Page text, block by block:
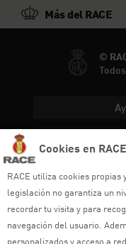
Cookies en RACE
RACE utiliza cookies propias
legislación no garantiza un
recordar tu visita y para
navegación del usuario.
personalizados y acceso a
Más del RACE
©